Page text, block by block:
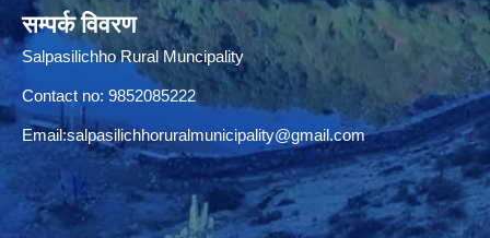
सम्पर्क विवरण
Salpasilichho Rural Muncipality
Contact no: 9852085222
Email:salpasilichhoruralmunicipality@gmail.com